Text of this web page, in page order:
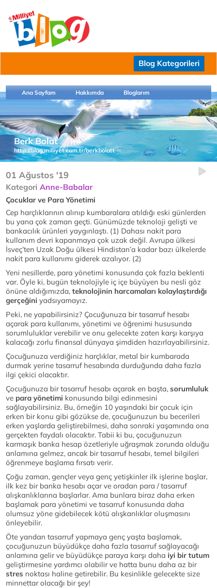
Blog Kategorileri
Ana Sayfam Hakkımda Bloglarım
Berk Bolat
http://blog.milliyet.com.tr/berkbolatt
01 Ağustos '19
Kategori Anne-Babalar
Çocuklar ve Para Yönetimi
Cep harçlıklarının alınıp kumbaralara atıldığı eski günlerden
bu yana çok zaman geçti. Günümüzde teknoloji gelişti ve
bankacılık ürünleri yaygınlaştı. (1) Dahası nakit para
kullanım devri kapanmaya çok uzak değil. Avrupa ülkesi
İsveç’ten Uzak Doğu ülkesi Hindistan’a kadar bazı ülkelerde
nakit para kullanımı giderek azalıyor. (2)
Yeni nesillerde, para yönetimi konusunda çok fazla beklenti
var. Öyle ki, bugün teknolojiyle iç içe büyüyen bu nesli göz
önüne aldığımızda, teknolojinin harcamaları kolaylaştırdığı
gerçeğini yadsıyamayız.
Peki, ne yapabilirsiniz? Çocuğunuza bir tasarruf hesabı
açarak para kullanımı, yönetimi ve öğrenimi hususunda
sorumluluklar verebilir ve onu gelecekte zaten karşı karşıya
kalacağı zorlu finansal dünyaya şimdiden hazırlayabilirsiniz.
Çocuğunuza verdiğiniz harçlıklar, metal bir kumbarada
durmak yerine tasarruf hesabında durduğunda daha fazla
ilgi çekici olacaktır.
Çocuğunuza bir tasarruf hesabı açarak en başta, sorumluluk
ve para yönetimi konusunda bilgi edinmesini
sağlayabilirsiniz. Bu, örneğin 10 yaşındaki bir çocuk için
erken bir konu gibi gözükse de, çocuğunuzun bu becerileri
erken yaşlarda geliştirebilmesi, daha sonraki yaşamında ona
gerçekten faydalı olacaktır. Tabii ki bu, çocuğunuzun
karmaşık banka hesap özetleriyle uğraşmak zorunda olduğu
anlamına gelmez, ancak bir tasarruf hesabı, temel bilgileri
öğrenmeye başlama fırsatı verir.
Çoğu zaman, gençler veya genç yetişkinler ilk işlerine başlar,
ilk kez bir banka hesabı açar ve oradan para / tasarruf
alışkanlıklarına başlarlar. Ama bunlara biraz daha erken
başlamak para yönetimi ve tasarruf konusunda daha
olumsuz yöne gidebilecek kötü alışkanlıklar oluşmasını
önleyebilir.
Öte yandan tasarruf yapmaya genç yaşta başlamak,
çocuğunuzun büyüdükçe daha fazla tasarruf sağlayacağı
anlamına gelir ve büyüdükçe paraya karşı daha iyi bir tutum
geliştirmesine yardımcı olabilir ve hatta bunu daha az bir
stres noktası haline getirebilir. Bu kesinlikle gelecekte size
minnettar olacağı bir şey!